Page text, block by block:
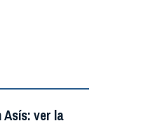
ver la